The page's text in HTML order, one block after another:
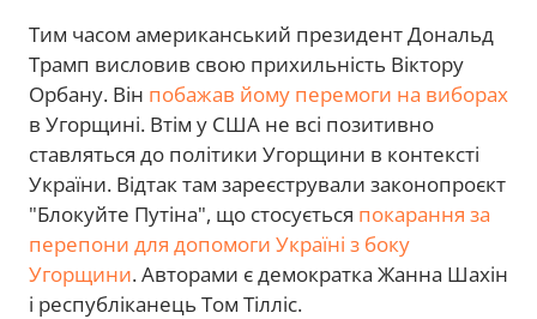
Тим часом американський президент Дональд
Трамп висловив свою прихильність Віктору
Орбану. Він побажав йому перемоги на виборах
в Угорщині. Втім у США не всі позитивно
ставляться до політики Угорщини в контексті
України. Відтак там зареєстрували законопроєкт
"Блокуйте Путіна", що стосується покарання за
перепони для допомоги Україні з боку
Угорщини. Авторами є демократка Жанна Шахін
і республіканець Том Тілліс.